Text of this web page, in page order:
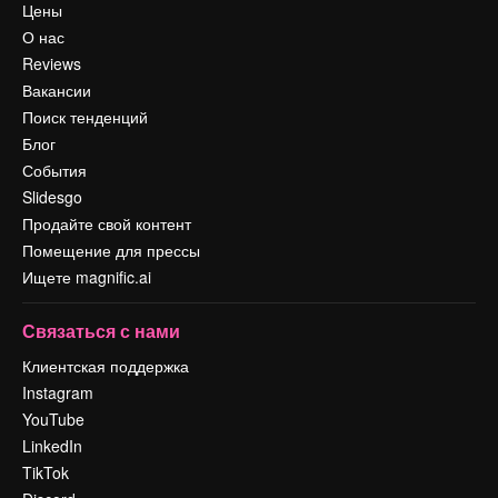
Цены
О нас
Reviews
Вакансии
Поиск тенденций
Блог
События
Slidesgo
Продайте свой контент
Помещение для прессы
Ищете magnific.ai
Связаться с нами
Клиентская поддержка
Instagram
YouTube
LinkedIn
TikTok